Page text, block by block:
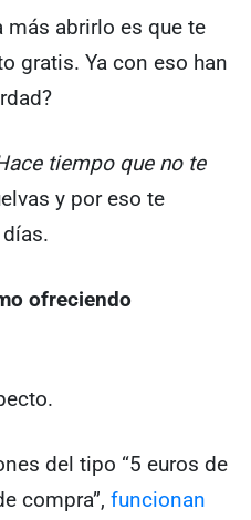
más abrirlo es que te
gratis. Ya con eso han
tiempo que no te
y por eso te
ofreciendo
del tipo “5 euros de
compra”, funcionan